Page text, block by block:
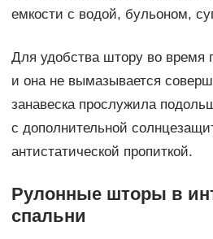
емкости с водой, бульоном,
Для удобства штору во время
и она не вымазывается
занавеска прослужила
с дополнительной
антистатической пропиткой.
Рулонные шторы в
спальни